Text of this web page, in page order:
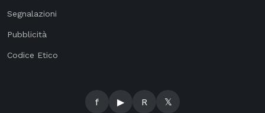
Segnalazioni
Pubblicità
Codice Etico
f ▶ R 𝕏